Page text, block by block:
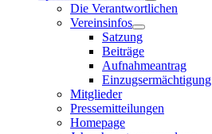
Die Verantwortlichen
Vereinsinfos
Satzung
Beiträge
Aufnahmeantrag
Einzugsermächtigung
Mitglieder
Pressemitteilungen
Homepage